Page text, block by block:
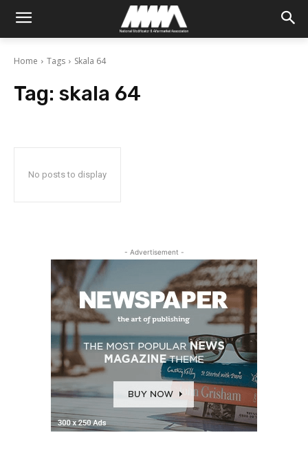
Home Tags Skala 64
Tag: skala 64
No posts to display
- Advertisement -